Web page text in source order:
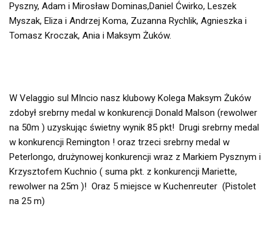
Pyszny, Adam i Mirosław Dominas,Daniel Ćwirko, Leszek
Myszak, Eliza i Andrzej Koma, Zuzanna Rychlik, Agnieszka i
Tomasz Kroczak, Ania i Maksym Żuków.
W Velaggio sul MIncio nasz klubowy Kolega Maksym Żuków
zdobył srebrny medal w konkurencji Donald Malson (rewolwer
na 50m ) uzyskując świetny wynik 85 pkt! Drugi srebrny medal
w konkurencji Remington ! oraz trzeci srebrny medal w
Peterlongo, drużynowej konkurencji wraz z Markiem Pysznym i
Krzysztofem Kuchnio ( suma pkt. z konkurencji Mariette,
rewolwer na 25m )! Oraz 5 miejsce w Kuchenreuter (Pistolet
na 25 m)